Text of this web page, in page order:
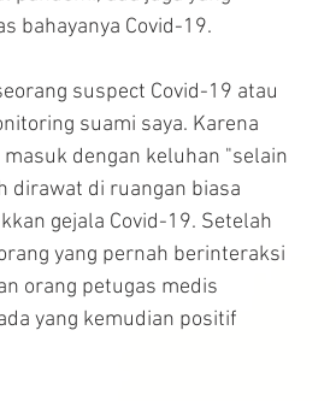
bahayanya Covid-19.
suspect Covid-19 atau
suami saya. Karena
dengan keluhan "selain
dirawat di ruangan biasa
gejala Covid-19. Setelah
yang pernah berinteraksi
orang petugas medis
yang kemudian positif